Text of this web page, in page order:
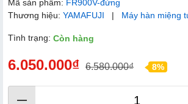
Mã sản phẩm: FR900V-đứng
Thương hiệu: YAMAFUJI | Máy hàn miệng
Tình trạng: Còn hàng
6.050.000₫ 6.580.000₫ 8%